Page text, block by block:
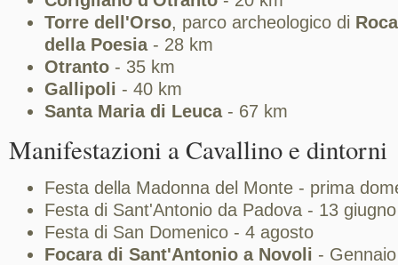
Torre dell'Orso, parco archeologico di
della Poesia- 28 km
Otranto - 35 km
Gallipoli - 40 km
Santa Maria di Leuca- 67 km
Manifestazioni a Cavallino e dintorni
Festa della Madonna del Monte - prima
Festa di Sant'Antonio da Padova - 13 giugno
Festa di San Domenico - 4 agosto
Focara di Sant'Antonio a Novoli - Gennaio